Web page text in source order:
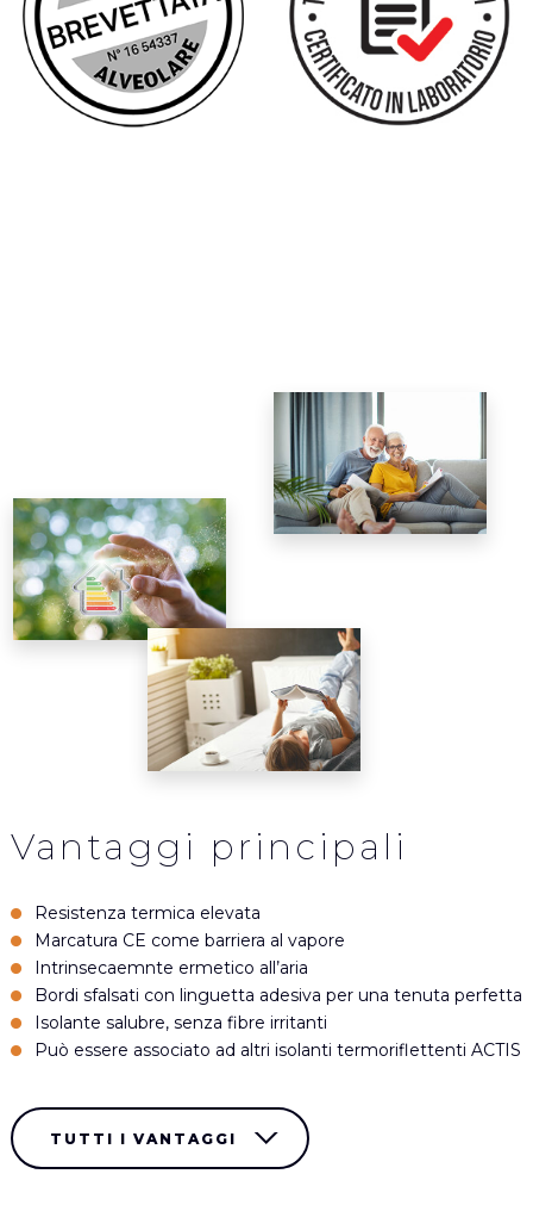
Vantaggi principali
Resistenza termica elevata
Marcatura CE come barriera al vapore
Intrinsecaemnte ermetico all’aria
Bordi sfalsati con linguetta adesiva per una tenuta perfetta
Isolante salubre, senza fibre irritanti
Può essere associato ad altri isolanti termoriflettenti ACTIS
TUTTI I VANTAGGI